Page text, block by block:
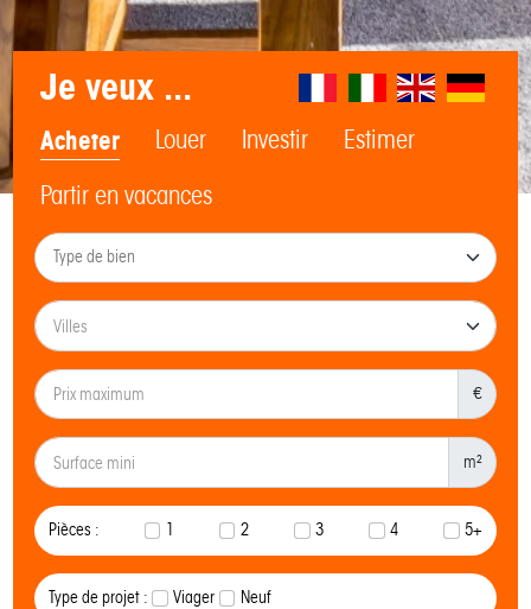
Je veux ...
Acheter Louer Investir
Estimer
Partir en vacances
€
m²
Pièces : 1 2 3 4 5+
Type de projet : Viager Neuf